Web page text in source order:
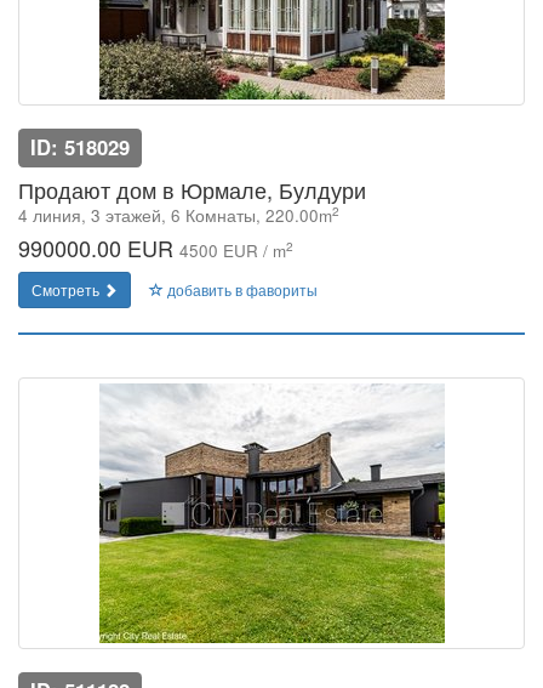
ID: 518029
Продают дом в Юрмале, Булдури
4 линия, 3 этажей, 6 Комнаты, 220.00m2
990000.00 EUR 4500 EUR / m2
Смотреть добавить в фавориты